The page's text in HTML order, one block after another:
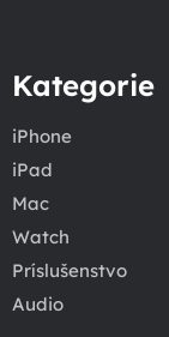
Kategorie
iPhone
iPad
Mac
Watch
Príslušenstvo
Audio